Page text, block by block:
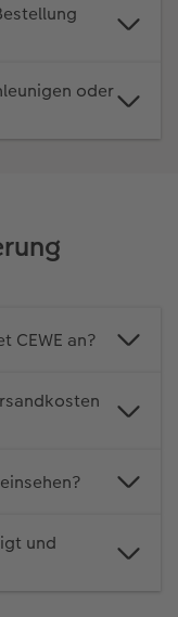
oder
CEWE an?
und